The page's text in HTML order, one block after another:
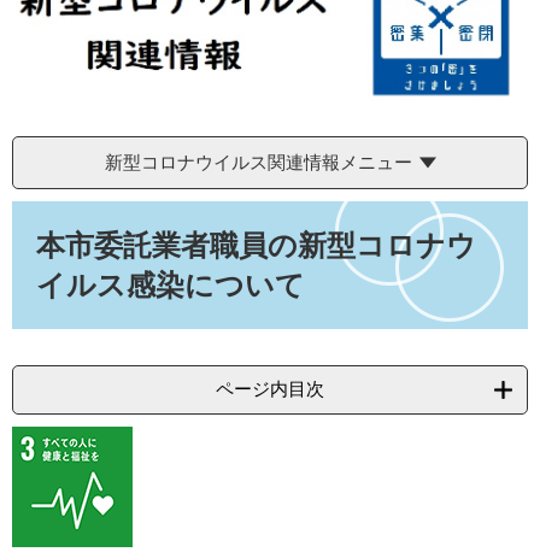
新型コロナウイルス関連情報メニュー
本市委託業者職員の新型コロナウ
イルス感染について
ページ内目次